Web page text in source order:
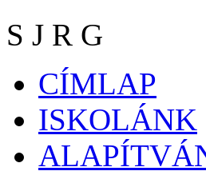
S J R G
CÍMLAP
ISKOLÁNK